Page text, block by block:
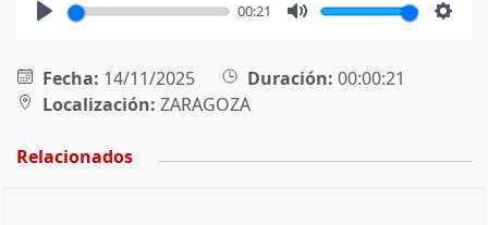
00:21
Fecha: 14/11/2025 Duración: 00:00:21
Localización: ZARAGOZA
Relacionados